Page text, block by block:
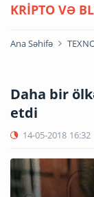
KRİPTO VƏ
Ana Səhifə
Daha bir
etdi
14-05-2018 16:32